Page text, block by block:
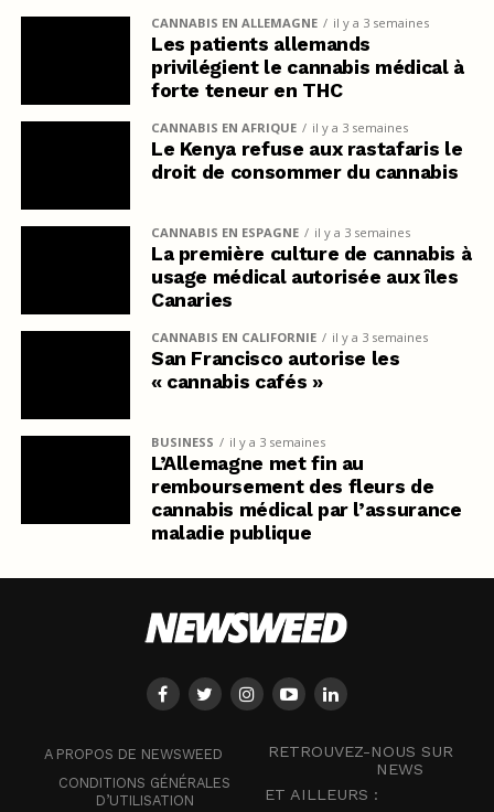
CANNABIS EN ALLEMAGNE il y a 3 semaines
Les patients allemands
privilégient le cannabis médical à
forte teneur en THC
CANNABIS EN AFRIQUE il y a 3 semaines
Le Kenya refuse aux rastafaris le
droit de consommer du cannabis
CANNABIS EN ESPAGNE il y a 3 semaines
La première culture de cannabis à
usage médical autorisée aux îles
Canaries
CANNABIS EN CALIFORNIE il y a 3 semaines
San Francisco autorise les
« cannabis cafés »
BUSINESS il y a 3 semaines
L’Allemagne met fin au
remboursement des fleurs de
cannabis médical par l’assurance
maladie publique
A PROPOS DE NEWSWEED
CONDITIONS GÉNÉRALES
D’UTILISATION
RETROUVEZ-NOUS SUR
NEWS
ET AILLEURS :